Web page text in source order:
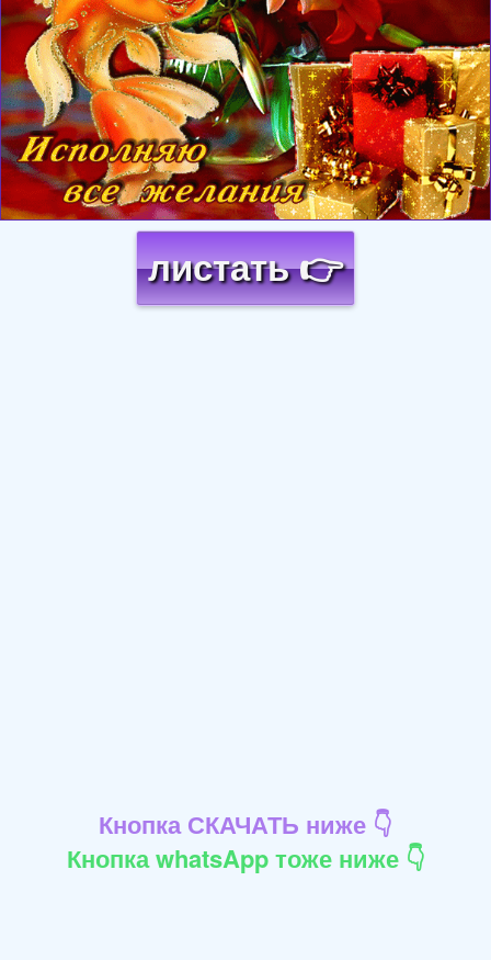
листать 👉
Кнопка СКАЧАТЬ ниже 👇
Кнопка whatsApp тоже ниже 👇